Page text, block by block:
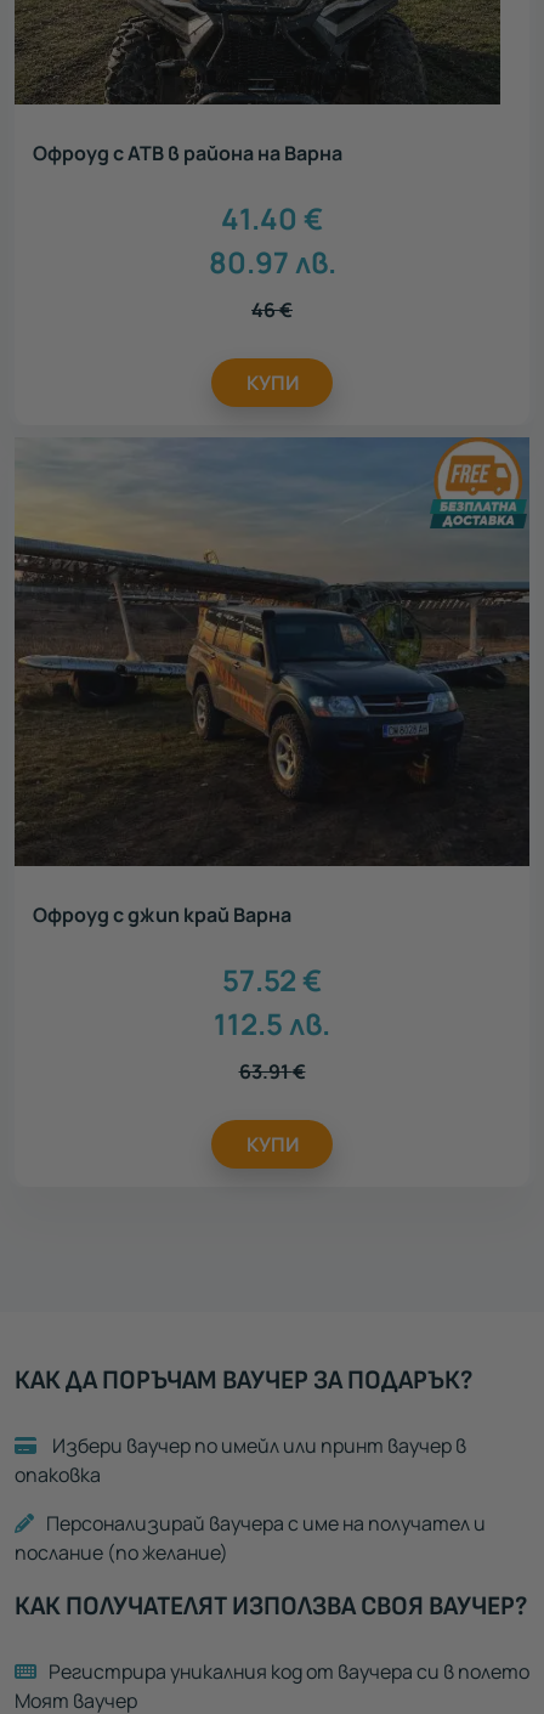
Офроуд с АТВ в района на Варна
41.40 €
80.97лв.
46€
КУПИ
Офроуд с джип край Варна
57.52€
112.5лв.
63.91€
КУПИ
КАК ДА ПОРЪЧАМ ВАУЧЕР ЗА ПОДАРЪК?
Избери ваучер по имейл или принт ваучер в
опаковка
Персонализирай ваучера с име на получател и
послание (по желание)
КАК ПОЛУЧАТЕЛЯТ ИЗПОЛЗВА СВОЯ ВАУЧЕР?
Регистрира уникалния код от ваучера си в полето
Моят ваучер